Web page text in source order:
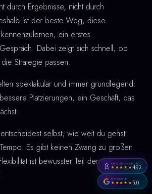
durch Ergebnisse, nicht durch
ist der beste Weg, diese
ein erstes
Dabei zeigt sich schnell, ob
Strategie passen.
spektakulär und immer grundlegend:
Platzierungen, ein Geschäft, das
selbst, wie weit du gehst
Es gibt keinen Zwang zu großen
ist bewusster Teil der
PROVENEXPERT
★★★★★4,92
GOOGLE
★★★★★5,0